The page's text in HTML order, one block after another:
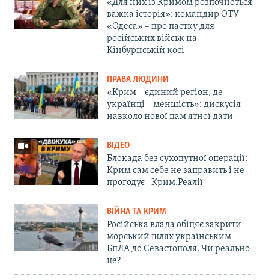
«Для них із Кримом розпочнеться
важка історія»: командир ОТУ
«Одеса» – про пастку для
російських військ на
Кінбурнській косі
ПРАВА ЛЮДИНИ
«Крим – єдиний регіон, де
українці – меншість»: дискусія
навколо нової пам'ятної дати
ВІДЕО
Блокада без сухопутної операції:
Крим сам себе не заправить і не
прогодує | Крим.Реалії
ВІЙНА ТА КРИМ
Російська влада обіцяє закрити
морський шлях українським
БпЛА до Севастополя. Чи реально
це?